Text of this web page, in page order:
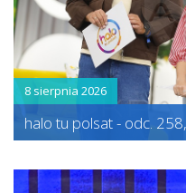
8 sierpnia 2026
halo tu polsat - odc. 258,